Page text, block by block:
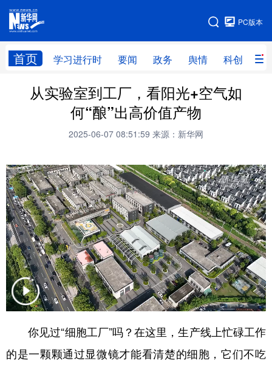
PC版本
首页 学习进行时 要闻 政务 舆情 科创 产
网站地图
首页 学习进行时 要闻 政务
科创 产经
民生
房产 体育 健康 图片
信息 廉政 原创 长三角频道
从实验室到工厂，看阳光+空气如
何“酿”出高价值产物
2025-06-07 08:51:59 来源：新华网
你见过“细胞工厂”吗？在这里，生产线上忙碌工作
的是一颗颗通过显微镜才能看清楚的细胞，它们不吃